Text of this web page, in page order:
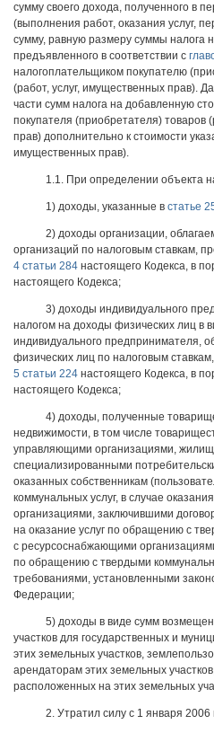
сумму своего дохода, полученного в
(выполнения работ, оказания услуг,
сумму, равную размеру суммы налога
предъявленного в соответствии с
налогоплательщиком покупателю
(работ, услуг, имущественных прав).
части сумм налога на добавленную
покупателя (приобретателя) товаров
прав) дополнительно к стоимости
имущественных прав).
1.1. При определении объекта
1) доходы, указанные в статье
2) доходы организации,
организаций по налоговым ставкам,
4 статьи 284 настоящего Кодекса, в
настоящего Кодекса;
3) доходы индивидуального
налогом на доходы физических лиц в
индивидуального предпринимателя,
физических лиц по налоговым
5 статьи 224 настоящего Кодекса, в
настоящего Кодекса;
4) доходы, полученные
недвижимости, в том числе
управляющими организациями,
специализированными
оказанных собственникам
коммунальных услуг, в случае
организациями, заключившими
на оказание услуг по обращению с
с ресурсоснабжающими
по обращению с твердыми
требованиями, установленными
Федерации;
5) доходы в виде сумм
участков для государственных и
этих земельных участков,
арендаторам этих земельных
расположенных на этих земельных
2. Утратил силу с 1 января 2006